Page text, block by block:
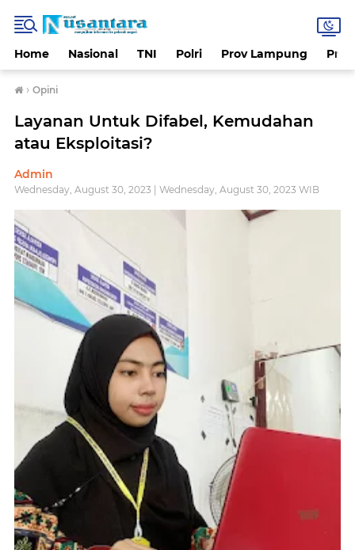
Home Nasional TNI Polri Prov Lampung
› Opini
Layanan Untuk Difabel, Kemudahan
atau Eksploitasi?
Admin
Wednesday, August 30, 2023 | Wednesday, August 30, 2023 WIB